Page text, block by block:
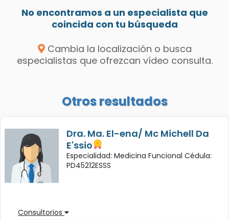
No encontramos a un especialista que
coincida con tu búsqueda
Cambia la localización o busca
especialistas que ofrezcan vídeo consulta.
Otros resultados
Dra. Ma. El-ena/ Mc Michell Da
E'ssio
Especialidad: Medicina Funcional Cédula:
PD45212ESSS
Consultorios